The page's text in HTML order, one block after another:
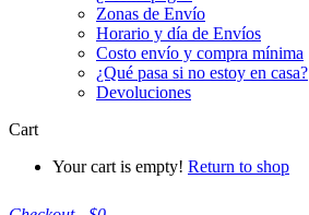
Zonas de Envío
Horario y día de Envíos
Costo envío y compra mínima
¿Qué pasa si no estoy en casa?
Devoluciones
Cart
Your cart is empty! Return to shop